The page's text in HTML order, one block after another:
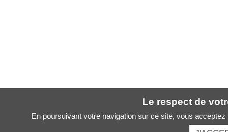
Le respect de
En poursuivant votre navigation sur ce site, vous